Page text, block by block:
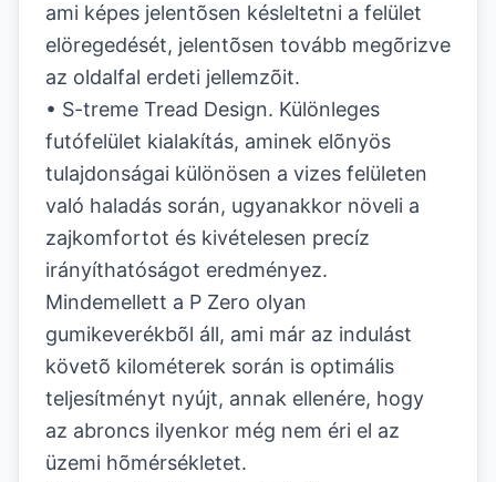
ami képes jelentõsen késleltetni a felület
elöregedését, jelentõsen tovább megõrizve
az oldalfal erdeti jellemzõit.
• S-treme Tread Design. Különleges
futófelület kialakítás, aminek elõnyös
tulajdonságai különösen a vizes felületen
való haladás során, ugyanakkor növeli a
zajkomfortot és kivételesen precíz
irányíthatóságot eredményez.
Mindemellett a P Zero olyan
gumikeverékbõl áll, ami már az indulást
követõ kilométerek során is optimális
teljesítményt nyújt, annak ellenére, hogy
az abroncs ilyenkor még nem éri el az
üzemi hõmérsékletet.